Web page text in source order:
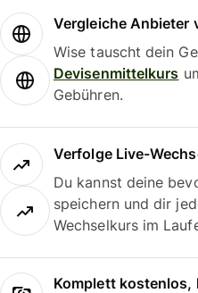
Vergleiche Anbieter
Wise tauscht dein
Devisenmittelkurs
Gebühren.
Verfolge Live-
Du kannst deine
speichern und dir
Wechselkurs im
Komplett kostenlos,